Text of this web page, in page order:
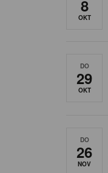
8
OKT
DO
29
OKT
DO
26
NOV